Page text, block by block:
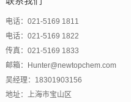
电话：021-5169 1811
电话：021-5169 1822
传真：021-5169 1833
邮箱：Hunter@newtopchem.com
吴经理：18301903156
地址：上海市宝山区